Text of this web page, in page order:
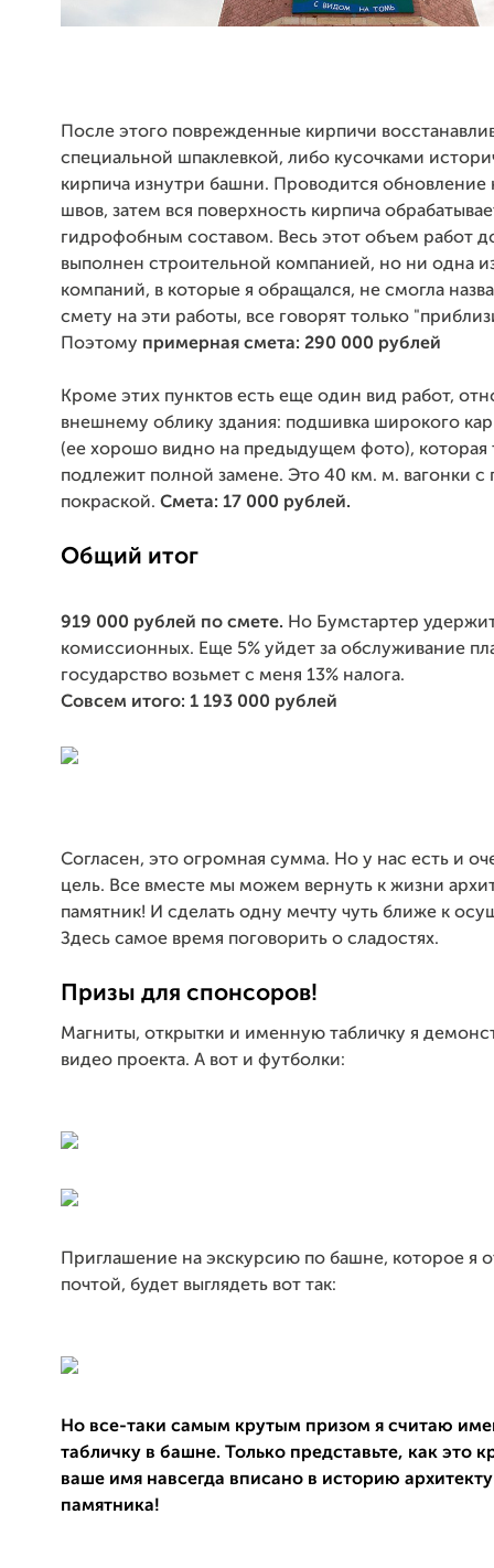
После этого поврежденные кирпичи
специальной шпаклевкой, либо кусочками
кирпича изнутри башни. Проводится обновление
швов, затем вся поверхность кирпича
гидрофобным составом. Весь этот объем работ
выполнен строительной компанией, но ни одна
компаний, в которые я обращался, не смогла
смету на эти работы, все говорят только
Поэтому примерная смета: 290 000 рублей
Кроме этих пунктов есть еще один вид работ,
внешнему облику здания: подшивка широкого
(ее хорошо видно на предыдущем фото), которая
подлежит полной замене. Это 40 км. м. вагонки с
покраской. Смета: 17 000 рублей.
Общий итог
919 000 рублей по смете. Но Бумстартер
комиссионных. Еще 5% уйдет за обслуживание
государство возьмет с меня 13% налога.
Совсем итого: 1 193 000 рублей
Согласен, это огромная сумма. Но у нас есть и
цель. Все вместе мы можем вернуть к жизни
памятник! И сделать одну мечту чуть ближе к
Здесь самое время поговорить о сладостях.
Призы для спонсоров!
Магниты, открытки и именную табличку я
видео проекта. А вот и футболки:
Приглашение на экскурсию по башне, которое я
почтой, будет выглядеть вот так:
Но все-таки самым крутым призом я считаю
табличку в башне. Только представьте, как это
ваше имя навсегда вписано в историю
памятника!